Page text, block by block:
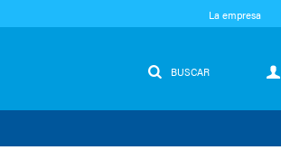
La empresa